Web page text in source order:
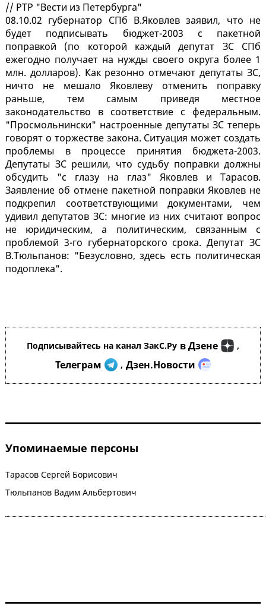
// РТР "Вести из Петербурга"
08.10.02 губернатор СПб В.Яковлев заявил, что не
будет подписывать бюджет-2003 с пакетной
поправкой (по которой каждый депутат ЗС СПб
ежегодно получает на нужды своего округа более 1
млн. долларов). Как резонно отмечают депутаты ЗС,
ничто не мешало Яковлеву отменить поправку
раньше, тем самым приведя местное
законодательство в соответствие с федеральным.
"Просмольнински" настроенные депутаты ЗС теперь
говорят о торжестве закона. Ситуация может создать
проблемы в процессе принятия бюджета-2003.
Депутаты ЗС решили, что судьбу поправки должны
обсудить "с глазу на глаз" Яковлев и Тарасов.
Заявление об отмене пакетной поправки Яковлев не
подкрепил соответствующими документами, чем
удивил депутатов ЗС: многие из них считают вопрос
не юридическим, а политическим, связанным с
проблемой 3-го губернаторского срока. Депутат ЗС
В.Тюльпанов: "Безусловно, здесь есть политическая
подоплека".
Подписывайтесь на канал ЗакС.Ру в Дзене ,
Телеграм , Дзен.Новости
Упоминаемые персоны
Тарасов Сергей Борисович
Тюльпанов Вадим Альбертович